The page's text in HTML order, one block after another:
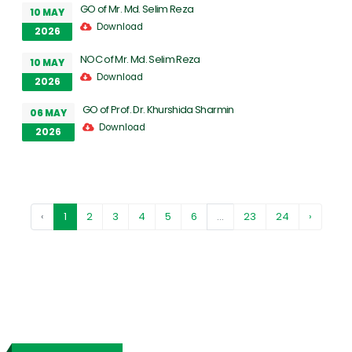
10 MAY
2026
GO of Mr. Md. Selim Reza
Download
10 MAY
2026
NOC of Mr. Md. Selim Reza
Download
06 MAY
2026
GO of Prof. Dr. Khurshida Sharmin
Download
‹ 1 2 3 4 5 6 ... 23 24 ›